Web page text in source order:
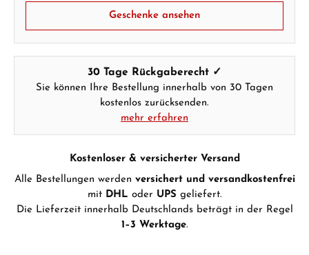
Geschenke ansehen
30 Tage Rückgaberecht ✓
Sie können Ihre Bestellung innerhalb von 30 Tagen
kostenlos zurücksenden.
mehr erfahren
Kostenloser & versicherter Versand
Alle Bestellungen werden versichert und versandkostenfrei
mit DHL oder UPS geliefert.
Die Lieferzeit innerhalb Deutschlands beträgt in der Regel
1–3 Werktage.